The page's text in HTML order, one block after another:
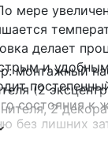
мере
делает
и
состояния к
без лишних
монтажный
(2
2